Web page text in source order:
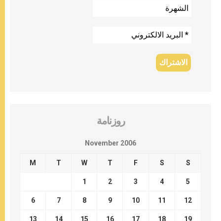
روزنامة
November 2006
M T W T F S S
1 2 3 4 5
6 7 8 9 10 11 12
13 14 15 16 17 18 19